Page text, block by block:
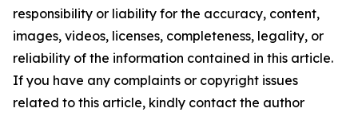
responsibility or liability for the accuracy, content,
images, videos, licenses, completeness, legality, or
reliability of the information contained in this article.
If you have any complaints or copyright issues
related to this article, kindly contact the author